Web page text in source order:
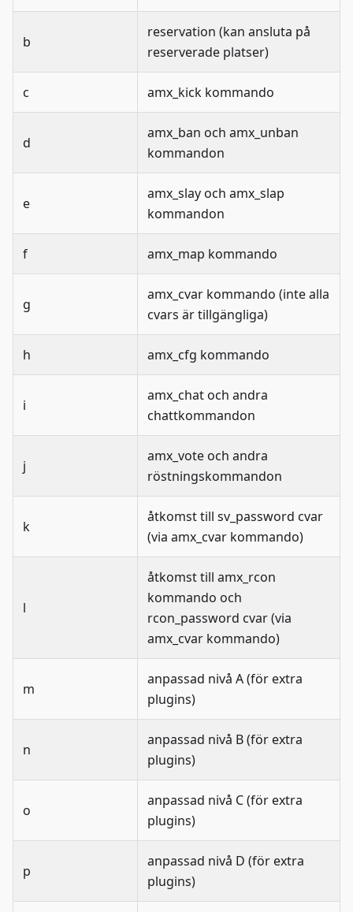
b
reservation (kan ansluta på
reserverade platser)
c amx_kick kommando
d
amx_ban och amx_unban
kommandon
e
amx_slay och amx_slap
kommandon
f amx_map kommando
g
amx_cvar kommando (inte alla
cvars är tillgängliga)
h amx_cfg kommando
i
amx_chat och andra
chattkommandon
j
amx_vote och andra
röstningskommandon
k
åtkomst till sv_password cvar
(via amx_cvar kommando)
l
åtkomst till amx_rcon
kommando och
rcon_password cvar (via
amx_cvar kommando)
m
anpassad nivå A (för extra
plugins)
n
anpassad nivå B (för extra
plugins)
o
anpassad nivå C (för extra
plugins)
p
anpassad nivå D (för extra
plugins)